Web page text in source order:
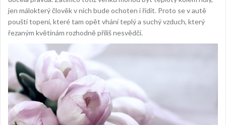
jen málokterý člověk v nich bude ochoten i řídit. Proto se v autě
pouští topení, které tam opět vhání teplý a suchý vzduch, který
řezaným květinám rozhodně příliš nesvědčí.